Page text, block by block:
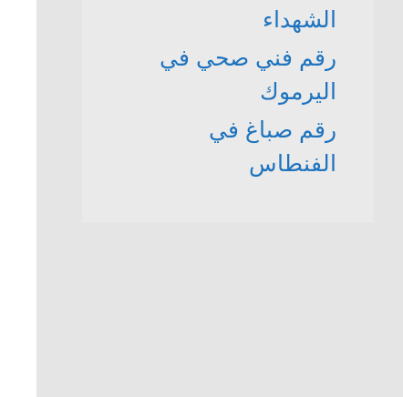
الشهداء
رقم فني صحي في
اليرموك
رقم صباغ في
الفنطاس